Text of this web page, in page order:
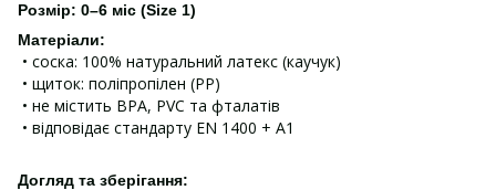
Розмір: 0–6 міс (Size 1)
Матеріали:
• соска: 100% натуральний латекс (каучук)
• щиток: поліпропілен (PP)
• не містить BPA, PVC та фталатів
• відповідає стандарту EN 1400 + A1
Догляд та зберігання: